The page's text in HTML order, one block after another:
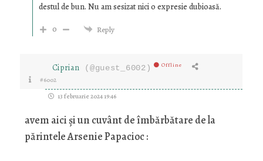
destul de bun. Nu am sesizat nici o expresie dubioasă.
0
Reply
Ciprian (@guest_6002) Offline
#6002
13 februarie 2024 19:46
avem aici și un cuvânt de îmbărbătare de la
părintele Arsenie Papacioc :